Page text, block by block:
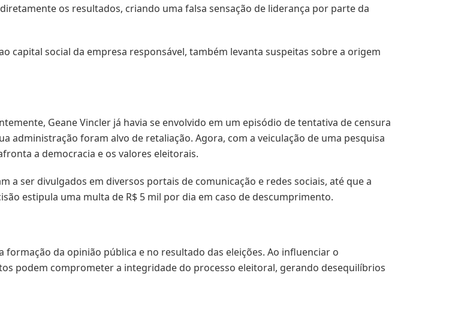
os resultados, criando uma falsa sensação de liderança por parte da
capital social da empresa responsável, também levanta suspeitas sobre a origem
Geane Vincler já havia se envolvido em um episódio de tentativa de censura
administração foram alvo de retaliação. Agora, com a veiculação de uma pesquisa
a democracia e os valores eleitorais.
a ser divulgados em diversos portais de comunicação e redes sociais, até que a
estipula uma multa de R$ 5 mil por dia em caso de descumprimento.
da opinião pública e no resultado das eleições. Ao influenciar o
podem comprometer a integridade do processo eleitoral, gerando desequilíbrios